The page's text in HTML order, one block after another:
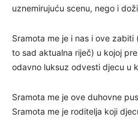
uznemirujuću scenu, nego i
Sramota me je i nas i ove
to sad aktualna riječ) u kojoj
odavno luksuz odvesti djecu u
Sramota me je ove duhovne
Sramota me je roditelja koji